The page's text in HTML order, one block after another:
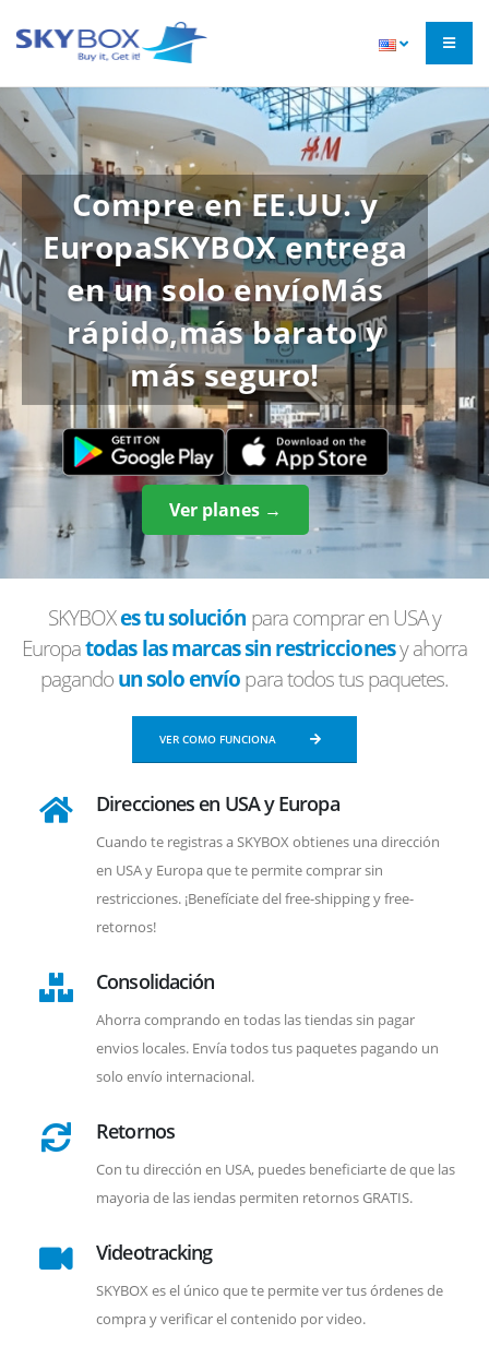
Compre en EE.UU. y
EuropaSKYBOX entrega
en un solo envíoMás
rápido,más barato y
más seguro!
Ver planes →
SKYBOXes tu solución para comprar en USA y
Europatodas las marcas sin restriccionesy ahorra
pagandoun solo envíopara todos tus paquetes.
VER COMO FUNCIONA
Direcciones en USA y Europa
Cuando te registras a SKYBOX obtienes una dirección
en USA y Europa que te permite comprar sin
restricciones. ¡Benefíciate del free-shipping y free-
retornos!
Consolidación
Ahorra comprando en todas las tiendas sin pagar
envios locales. Envía todos tus paquetes pagando un
solo envío internacional.
Retornos
Con tu dirección en USA, puedes beneficiarte de que las
mayoria de las iendas permiten retornos GRATIS.
Videotracking
SKYBOX es el único que te permite ver tus órdenes de
compra y verificar el contenido por video.